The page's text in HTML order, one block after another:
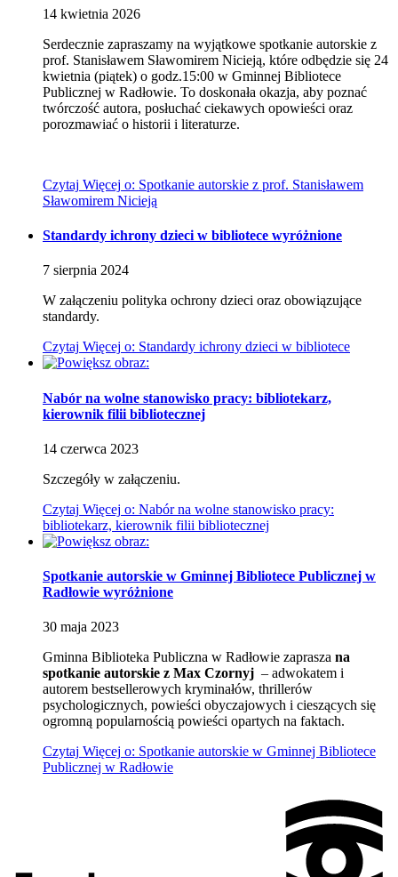
14 kwietnia 2026
Serdecznie zapraszamy na wyjątkowe spotkanie autorskie z
prof. Stanisławem Sławomirem Nicieją, które odbędzie się 24
kwietnia (piątek) o godz.15:00 w Gminnej Bibliotece
Publicznej w Radłowie. To doskonała okazja, aby poznać
twórczość autora, posłuchać ciekawych opowieści oraz
porozmawiać o historii i literaturze.
Czytaj Więcej o: Spotkanie autorskie z prof. Stanisławem
Sławomirem Nicieją
Standardy ichrony dzieci w bibliotece wyróżnione
7 sierpnia 2024
W załączeniu polityka ochrony dzieci oraz obowiązujące
standardy.
Czytaj Więcej o: Standardy ichrony dzieci w bibliotece
Nabór na wolne stanowisko pracy: bibliotekarz,
kierownik filii bibliotecznej
14 czerwca 2023
Szczegóły w załączeniu.
Czytaj Więcej o: Nabór na wolne stanowisko pracy:
bibliotekarz, kierownik filii bibliotecznej
Spotkanie autorskie w Gminnej Bibliotece Publicznej w
Radłowie wyróżnione
30 maja 2023
Gminna Biblioteka Publiczna w Radłowie zaprasza na
spotkanie autorskie z Max Czornyj – adwokatem i
autorem bestsellerowych kryminałów, thrillerów
psychologicznych, powieści obyczajowych i cieszących się
ogromną popularnością powieści opartych na faktach.
Czytaj Więcej o: Spotkanie autorskie w Gminnej Bibliotece
Publicznej w Radłowie